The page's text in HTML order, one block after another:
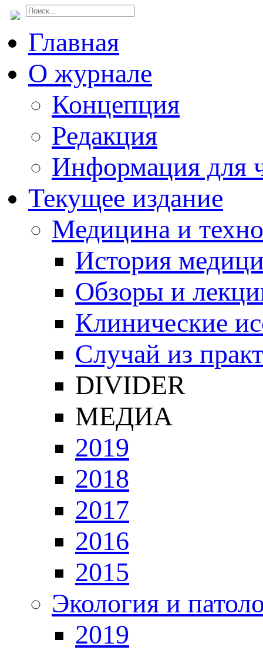
Главная
О журнале
Концепция
Редакция
Информация для
Текущее издание
Медицина и
История
Обзоры и
Клинические
Случай из
DIVIDER
МЕДИА
2019
2018
2017
2016
2015
Экология и
2019